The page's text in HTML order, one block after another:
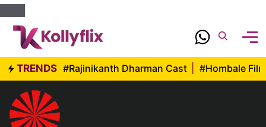
Skip
content
TRENDS #Rajinikanth Dharman Cast #Hombale